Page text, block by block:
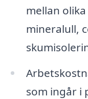
mellan
mineralull,
som ingår i